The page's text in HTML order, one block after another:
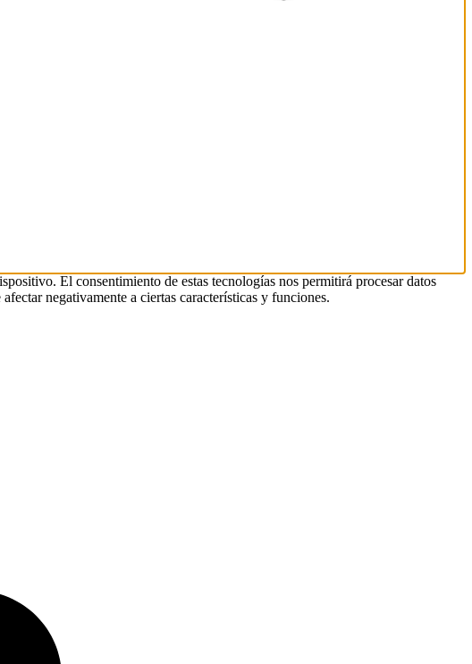
El consentimiento de estas tecnologías nos permitirá procesar datos
negativamente a ciertas características y funciones.